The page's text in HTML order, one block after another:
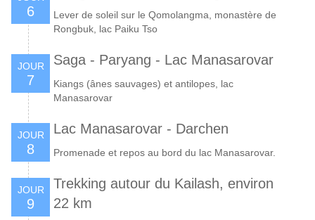
6
Lever de soleil sur le Qomolangma, monastère de
Rongbuk, lac Paiku Tso
JOUR
7
Saga - Paryang - Lac Manasarovar
Kiangs (ânes sauvages) et antilopes, lac
Manasarovar
JOUR
8
Lac Manasarovar - Darchen
Promenade et repos au bord du lac Manasarovar.
JOUR
9
Trekking autour du Kailash, environ
22 km